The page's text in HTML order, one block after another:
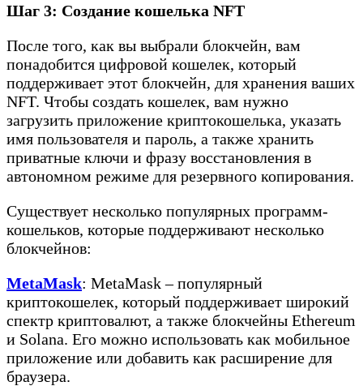
Шаг 3: Создание кошелька NFT
После того, как вы выбрали блокчейн, вам
понадобится цифровой кошелек, который
поддерживает этот блокчейн, для хранения ваших
NFT. Чтобы создать кошелек, вам нужно
загрузить приложение криптокошелька, указать
имя пользователя и пароль, а также хранить
приватные ключи и фразу восстановления в
автономном режиме для резервного копирования.
Существует несколько популярных программ-
кошельков, которые поддерживают несколько
блокчейнов:
MetaMask: MetaMask – популярный
криптокошелек, который поддерживает широкий
спектр криптовалют, а также блокчейны Ethereum
и Solana. Его можно использовать как мобильное
приложение или добавить как расширение для
браузера.